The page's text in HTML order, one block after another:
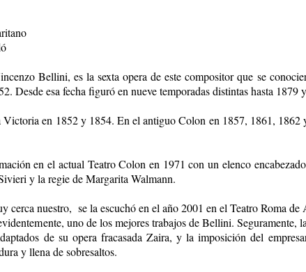
Bellini, es la sexta opera de este compositor que se
Desde esa fecha figuró en nueve temporadas distintas hasta 1879
Victoria en 1852 y 1854. En el antiguo Colon en 1857, 1861,
en el actual Teatro Colon en 1971 con un elenco
y la regie de Margarita Walmann.
cerca nuestro, se la escuchó en el año 2001 en el Teatro Roma de
uno de los mejores trabajos de Bellini. Seguramente,
de su opera fracasada Zaira, y la imposición del
y llena de sobresaltos.